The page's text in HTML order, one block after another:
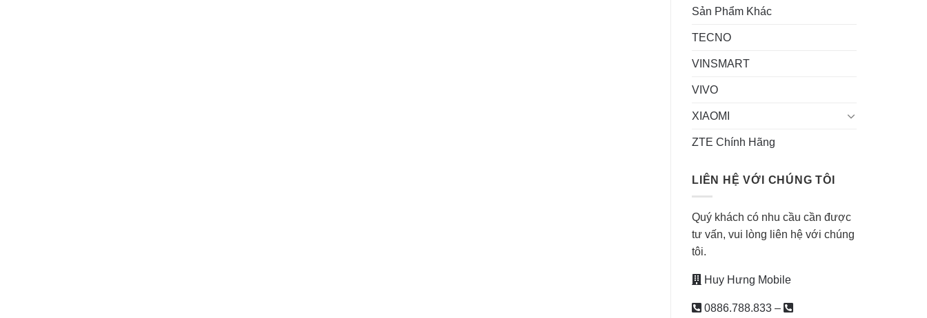
Sản Phẩm Khác
TECNO
VINSMART
VIVO
XIAOMI
ZTE Chính Hãng
LIÊN HỆ VỚI CHÚNG TÔI
Quý khách có nhu cầu cần được
tư vấn, vui lòng liên hệ với chúng
tôi.
Huy Hưng Mobile
0886.788.833 –